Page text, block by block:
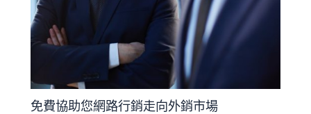
免費協助您網路行銷走向外銷市場